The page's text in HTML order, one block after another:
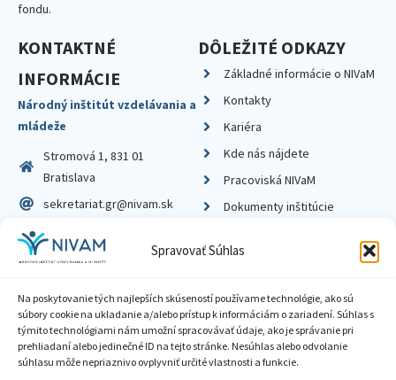
Spravovať Súhlas
Na poskytovanie tých najlepších skúseností používame technológie, ako sú
súbory cookie na ukladanie a/alebo prístup k informáciám o zariadení. Súhlas s
týmito technológiami nám umožní spracovávať údaje, ako je správanie pri
prehliadaní alebo jedinečné ID na tejto stránke. Nesúhlas alebo odvolanie
súhlasu môže nepriaznivo ovplyvniť určité vlastnosti a funkcie.
fondu.
KONTAKTNÉ
INFORMÁCIE
Národný inštitút vzdelávania a
mládeže
Stromová 1, 831 01
Bratislava
sekretariat.gr@nivam.sk
IČO: 00164348
DIČ: 2020798714
DÔLEŽITÉ ODKAZY
Základné informácie o NIVaM
Kontakty
Kariéra
Kde nás nájdete
Pracoviská NIVaM
Dokumenty inštitúcie
Zásady ochrany súkromia